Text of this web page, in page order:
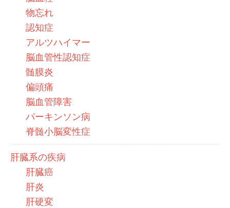
物忘れ
認知症
アルツハイマー
脳血管性認知症
髄膜炎
偏頭痛
脳血管障害
パーキンソン病
脊髄小脳変性症
肝臓系の疾病
肝臓癌
肝炎
肝硬変